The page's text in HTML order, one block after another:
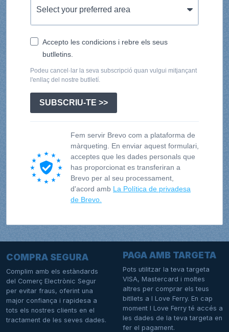
Accepto les condicions i rebre els seus
butlletins.
Podeu cancel·lar la seva subscripció quan vulgui mitjançant
l'enllaç del nostre butlletí.
SUBSCRIU-TE >>
Fem servir Brevo com a plataforma de
màrqueting. En enviar aquest formulari,
acceptes que les dades personals que
has proporcionat es transferiran a
Brevo per al seu processament,
d'acord amb La Política de privadesa
de Brevo.
COMPRA SEGURA
Complim amb els estàndards
del Comerç Electrònic Segur
per evitar fraus, oferint una
major confiança i rapidesa a
tots els nostres clients en el
tractament de les seves dades.
PAGA AMB TARGETA
Pots utilitzar la teva targeta
VISA, Mastercard i moltes
altres per comprar els teus
bitllets a I Love Ferry. En cap
moment I Love Ferry té accés a
les dades de la teva targeta en
fer el pagament.